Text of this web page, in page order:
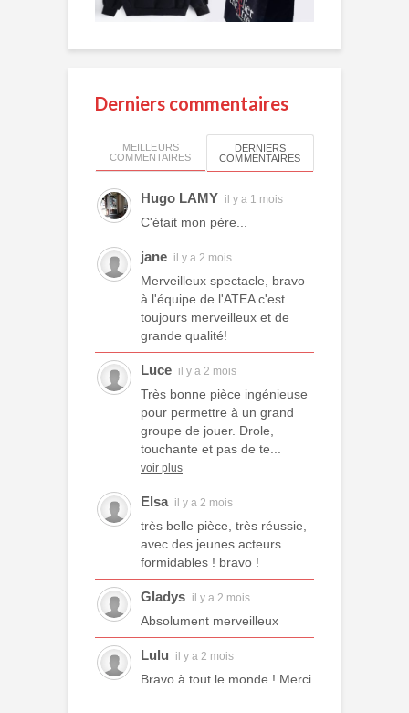
Derniers commentaires
MEILLEURS
COMMENTAIRES
DERNIERS
COMMENTAIRES
Hugo LAMY il y a 1 mois
C'était mon père...
jane il y a 2 mois
Merveilleux spectacle, bravo
à l'équipe de l'ATEA c'est
toujours merveilleux et de
grande qualité!
Luce il y a 2 mois
Très bonne pièce ingénieuse
pour permettre à un grand
groupe de jouer. Drole,
touchante et pas de te...
voir plus
Elsa il y a 2 mois
très belle pièce, très réussie,
avec des jeunes acteurs
formidables ! bravo !
Gladys il y a 2 mois
Absolument merveilleux
Lulu il y a 2 mois
Bravo à tout le monde ! Merci